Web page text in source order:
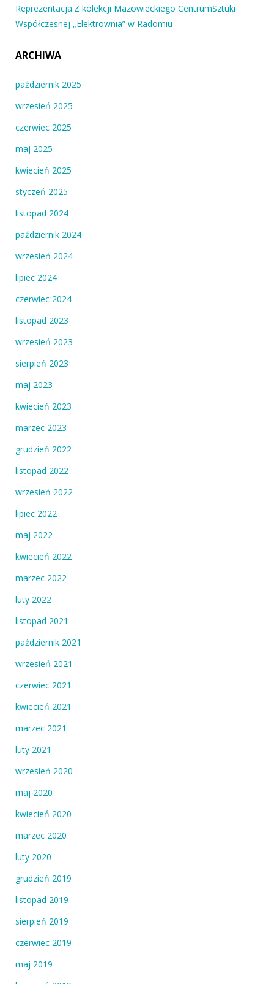
Reprezentacja.Z kolekcji Mazowieckiego CentrumSztuki
Współczesnej „Elektrownia” w Radomiu
ARCHIWA
październik 2025
wrzesień 2025
czerwiec 2025
maj 2025
kwiecień 2025
styczeń 2025
listopad 2024
październik 2024
wrzesień 2024
lipiec 2024
czerwiec 2024
listopad 2023
wrzesień 2023
sierpień 2023
maj 2023
kwiecień 2023
marzec 2023
grudzień 2022
listopad 2022
wrzesień 2022
lipiec 2022
maj 2022
kwiecień 2022
marzec 2022
luty 2022
listopad 2021
październik 2021
wrzesień 2021
czerwiec 2021
kwiecień 2021
marzec 2021
luty 2021
wrzesień 2020
maj 2020
kwiecień 2020
marzec 2020
luty 2020
grudzień 2019
listopad 2019
sierpień 2019
czerwiec 2019
maj 2019